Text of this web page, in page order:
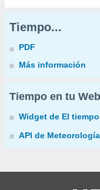
Tiempo...
PDF
Más información
Tiempo en tu Web
Widget de El tiempo
API de Meteorología